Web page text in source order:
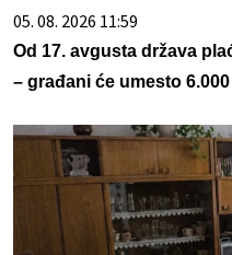
05. 08. 2026 11:59
Od 17. avgusta država
– građani će umesto